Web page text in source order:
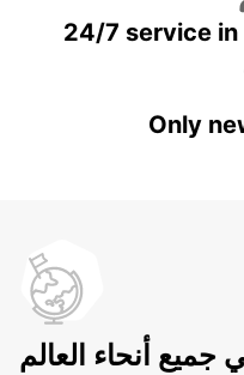
24/7 service
Only
جميع أنحاء العالم